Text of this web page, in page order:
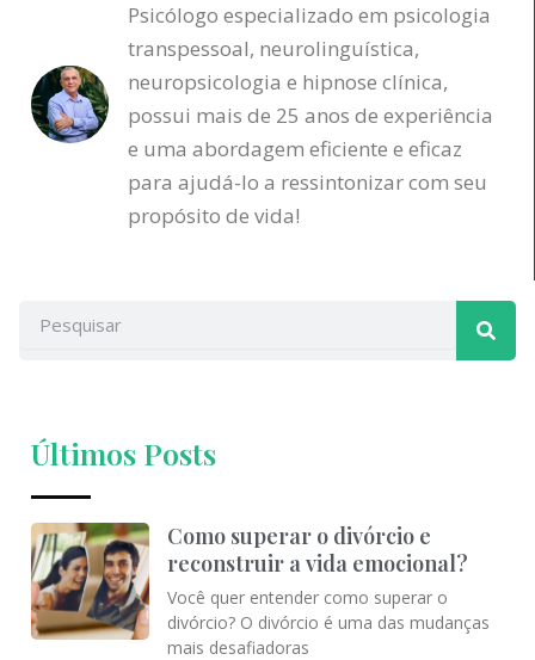
Psicólogo especializado em psicologia
transpessoal, neurolinguística,
neuropsicologia e hipnose clínica,
possui mais de 25 anos de experiência
e uma abordagem eficiente e eficaz
para ajudá-lo a ressintonizar com seu
propósito de vida!
Últimos Posts
Como superar o divórcio e
reconstruir a vida emocional?
Você quer entender como superar o
divórcio? O divórcio é uma das mudanças
mais desafiadoras